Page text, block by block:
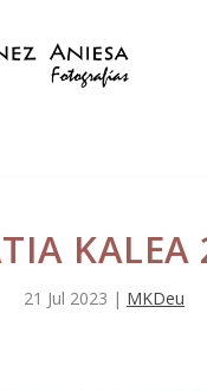
KALEA
21 Jul 2023 | MKDeu